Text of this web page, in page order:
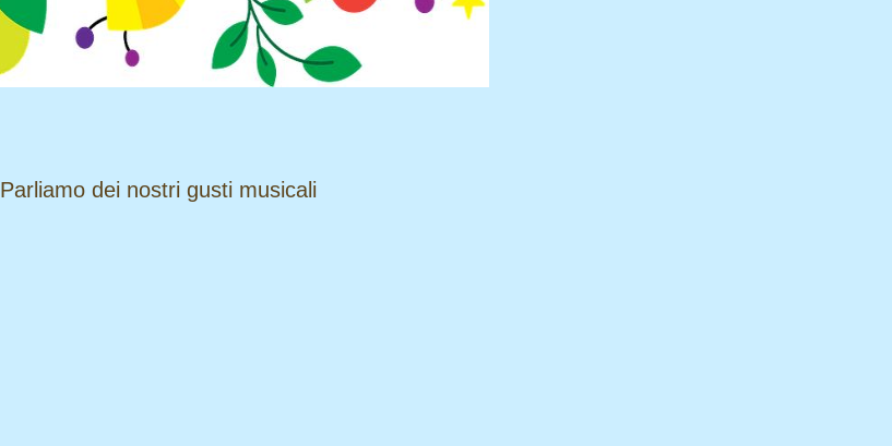
​​​​​​​Parliamo dei nostri gusti musicali